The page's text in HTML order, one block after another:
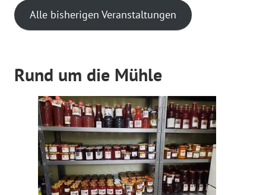
Alle bisherigen Veranstaltungen
Rund um die Mühle